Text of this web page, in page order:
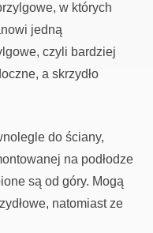
w których
jedną
czyli bardziej
a skrzydło
do ściany,
na podłodze
są od góry. Mogą
natomiast ze